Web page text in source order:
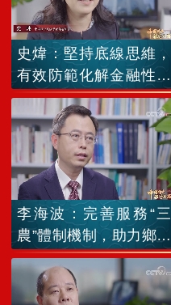
史煒：堅持底線思維，
有效防範化解金融性風
險
李海波：完善服務“三
農”體制機制，助力鄉村
振興